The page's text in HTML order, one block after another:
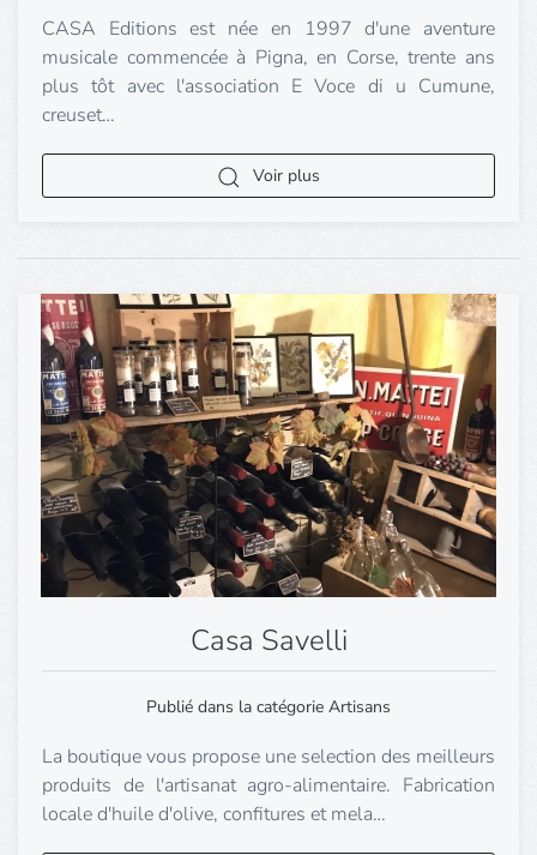
CASA Editions est née en 1997 d'une aventure
musicale commencée à Pigna, en Corse, trente ans
plus tôt avec l'association E Voce di u Cumune,
creuset…
Voir plus
Casa Savelli
Publié dans la catégorie Artisans
La boutique vous propose une selection des meilleurs
produits de l'artisanat agro-alimentaire. Fabrication
locale d'huile d'olive, confitures et mela…